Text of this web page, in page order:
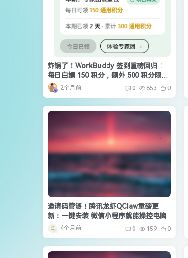
炸锅了！WorkBuddy 签到重磅回归！
每日白嫖 150 积分，额外 500 积分限时
速领2个月前 0 653 0
邀请码管够！腾讯龙虾QClaw重磅更
新：一键安装 微信小程序就能操控电脑
4个月前 0 159 0